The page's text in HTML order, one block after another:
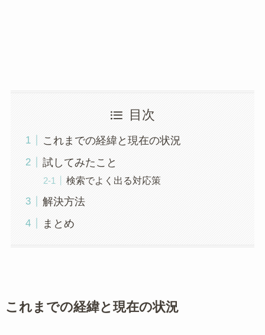
目次
これまでの経緯と現在の状況
試してみたこと
検索でよく出る対応策
解決方法
まとめ
これまでの経緯と現在の状況